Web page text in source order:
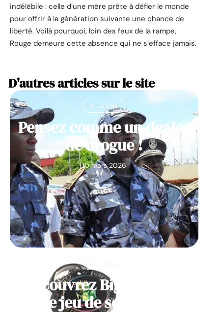
indélébile : celle d’une mère prête à défier le monde
pour offrir à la génération suivante une chance de
liberté. Voilà pourquoi, loin des feux de la rampe,
Rouge demeure cette absence qui ne s’efface jamais.
D'autres articles sur le site
À LA UNE
Pensez comme un dealer
de drogue !
10 mars 2026
Découvrez Big Monster,
notre jeu de société de la